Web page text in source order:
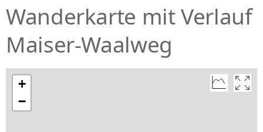
Wanderkarte mit Verlauf
Maiser-Waalweg
+
−